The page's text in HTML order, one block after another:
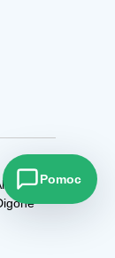
Pomoc